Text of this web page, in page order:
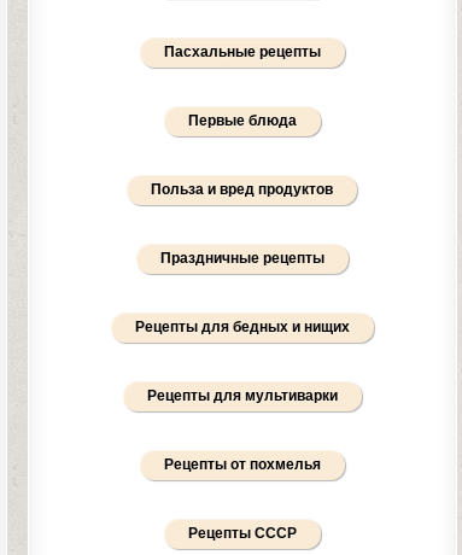
Пасхальные рецепты
Первые блюда
Польза и вред продуктов
Праздничные рецепты
Рецепты для бедных и нищих
Рецепты для мультиварки
Рецепты от похмелья
Рецепты СССР